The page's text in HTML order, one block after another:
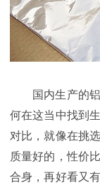
国内生产的
何在这当中找到
对比，就像在挑
质量好的，性价
合身，再好看又